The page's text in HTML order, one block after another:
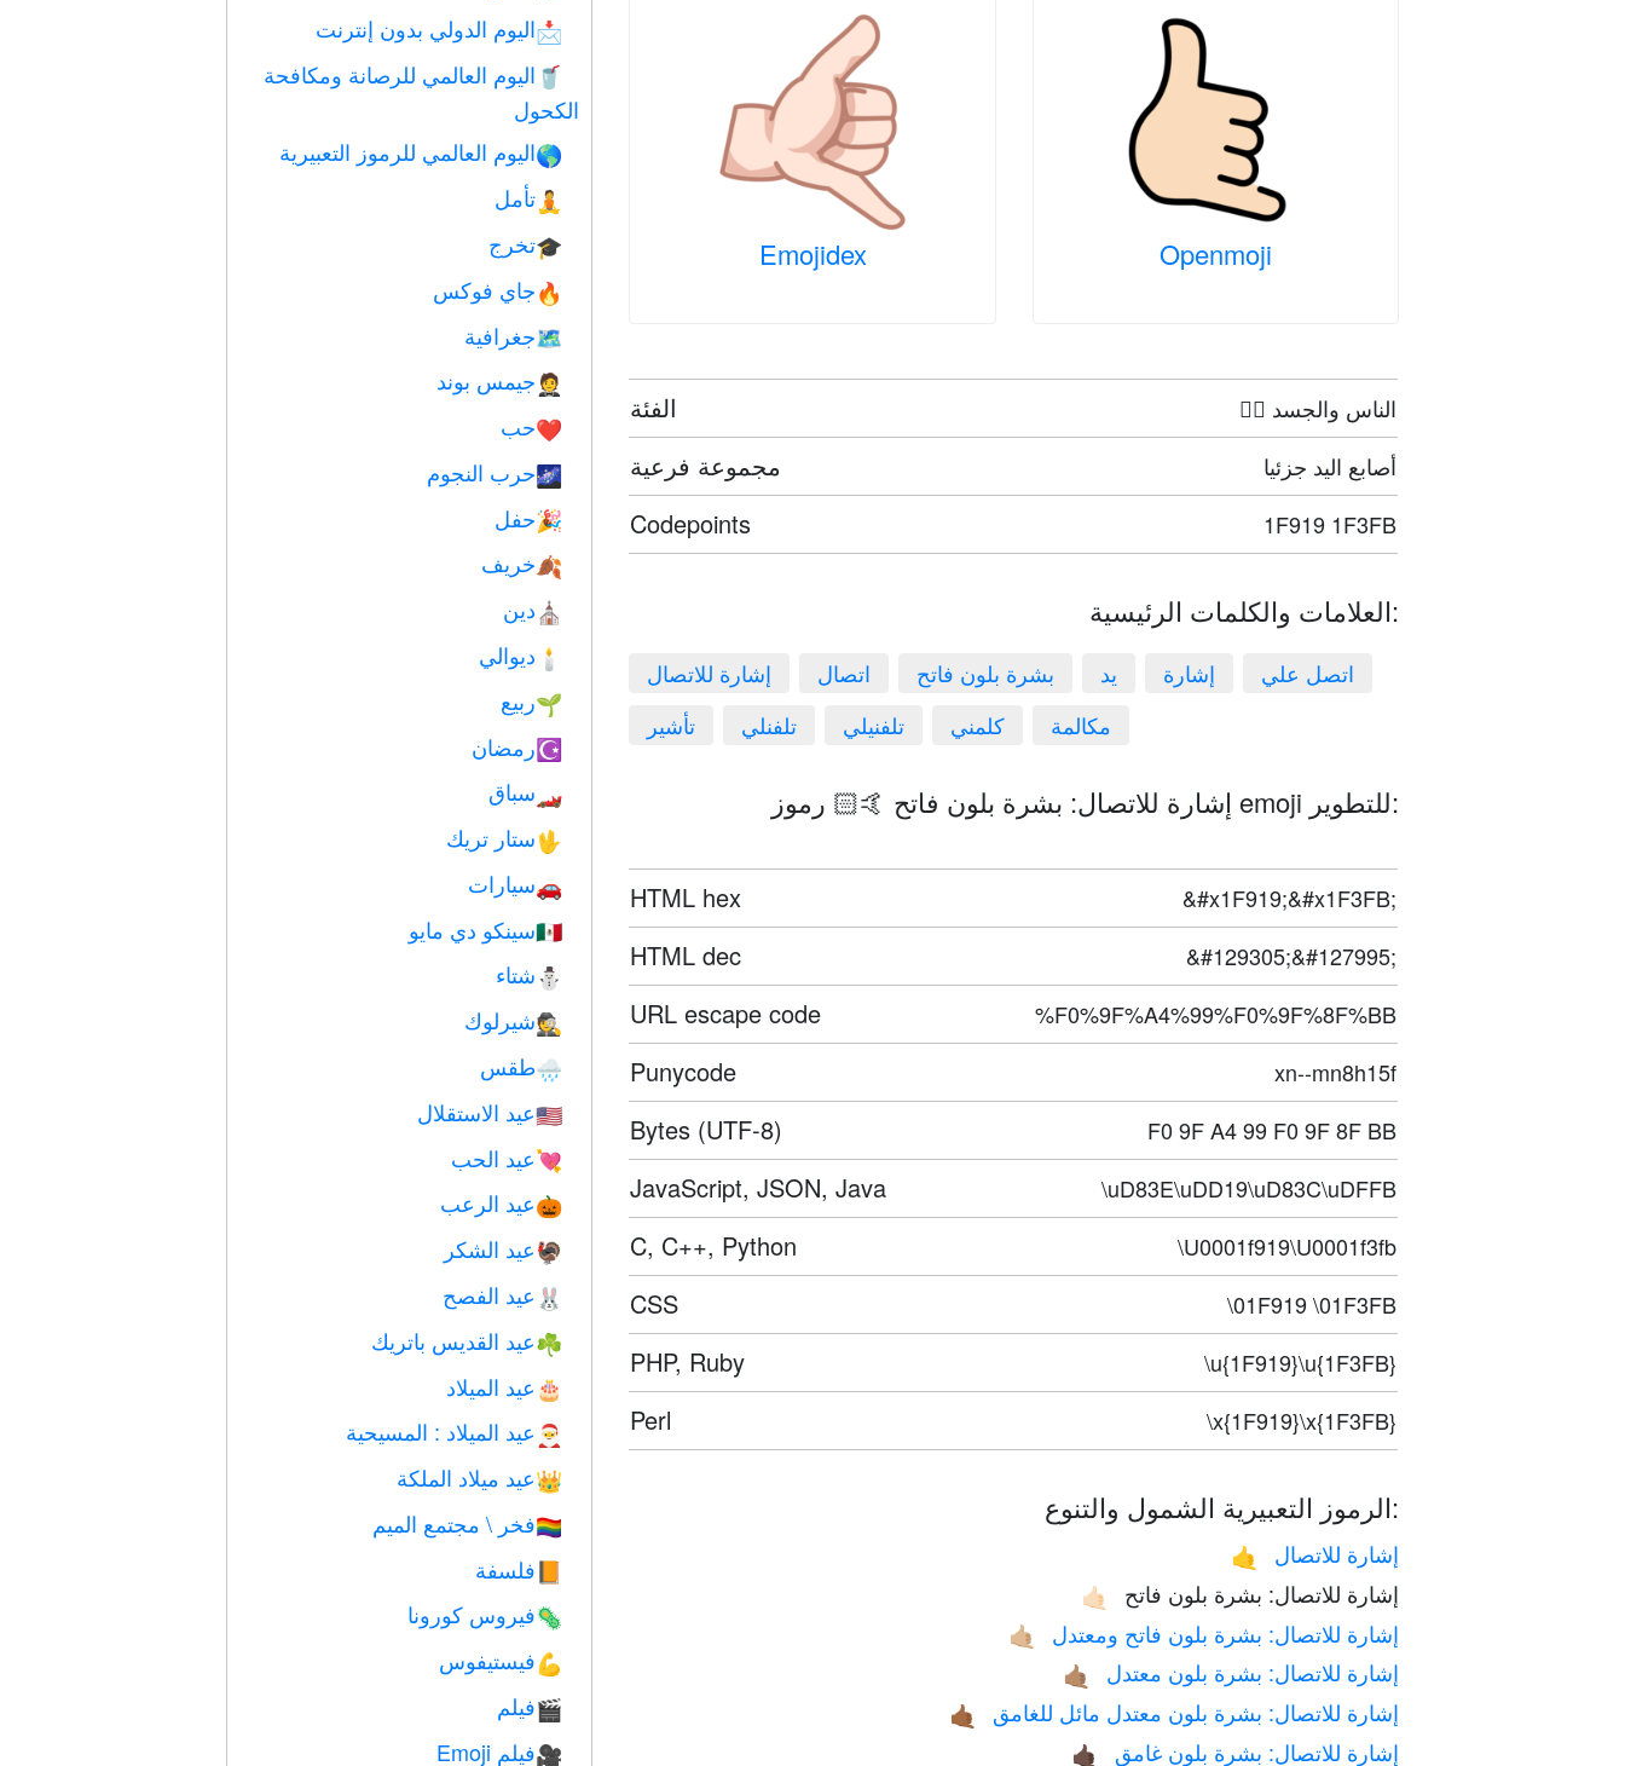
Openmoji
Emojidex
الفئة 🤦‍♀️ الناس والجسد
مجموعة فرعية أصابع اليد جزئيا
Codepoints 1F919 1F3FB
العلامات والكلمات الرئيسية:
إشارة للاتصال اتصال بشرة بلون فاتح يد إشارة
اتصل علي
تأشير
تلفنلي تلفنيلي كلمني مكالمة
إشارة للاتصال: بشرة بلون فاتح 🤙🏻 رموز emoji للتطوير:
HTML hex &#x1F919;&#x1F3FB;
HTML dec &#129305;&#127995;
URL escape code %F0%9F%A4%99%F0%9F%8F%BB
Punycode xn--mn8h15f
Bytes (UTF-8) F0 9F A4 99 F0 9F 8F BB
JavaScript, JSON, Java \uD83E\uDD19\uD83C\uDFFB
C, C++, Python \U0001f919\U0001f3fb
CSS \01F919 \01F3FB
PHP, Ruby \u{1F919}\u{1F3FB}
Perl \x{1F919}\x{1F3FB}
الرموز التعبيرية الشمول والتنوع:
🤙 إشارة للاتصال
🤙🏻 إشارة للاتصال: بشرة بلون فاتح
🤙🏼 إشارة للاتصال: بشرة بلون فاتح ومعتدل
🤙🏽 إشارة للاتصال: بشرة بلون معتدل
🤙🏾 إشارة للاتصال: بشرة بلون معتدل مائل للغامق
🤙🏿 إشارة للاتصال: بشرة بلون غامق
📩اليوم الدولي بدون إنترنت
🥤 اليوم العالمي للرصانة ومكافحة
الكحول
🌎اليوم العالمي للرموز التعبيرية
🧘 تأمل
🎓تخرج
🔥جاي فوكس
🗺جغرافية
🤵 جيمس بوند
❤️️حب
🌌حرب النجوم
🎉حفل
🍂خريف
⛪️دين
🕯 ديوالي
🌱ربيع
☪️رمضان
🏎 سباق
🖖ستار تريك
🚗سيارات
🇲🇽سينكو دي مايو
⛄شتاء
🕵️شيرلوك
🌧طقس
🇺🇸عيد الاستقلال
💘عيد الحب
🎃عيد الرعب
🦃عيد الشكر
🐰 عيد الفصح
☘️عيد القديس باتريك
🎂 عيد الميلاد
🎅 عيد الميلاد : المسيحية
👑عيد ميلاد الملكة
🏳️‍🌈فخر \ مجتمع الميم
فلسفة
🦠فيروس كورونا
💪فيستيفوس
🎬فيلم
🎥فيلم Emoji